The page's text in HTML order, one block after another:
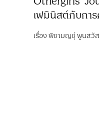
เฟมินิสต์กับกา
เรื่องพิชามญชุ์ พูนสวั